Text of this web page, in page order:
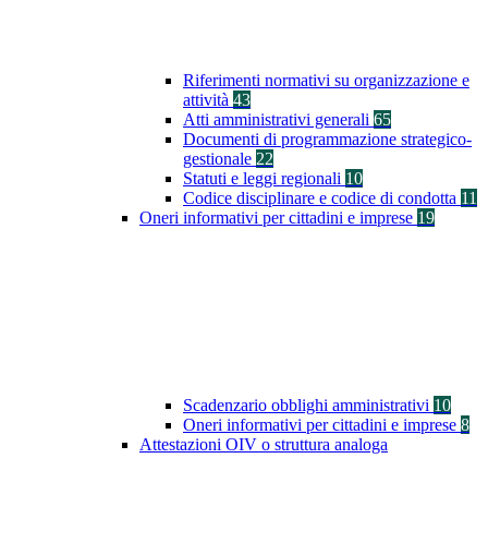
Riferimenti normativi su organizzazione e
attività 43
Atti amministrativi generali 65
Documenti di programmazione strategico-
gestionale 22
Statuti e leggi regionali 10
Codice disciplinare e codice di condotta 11
Oneri informativi per cittadini e imprese 19
Scadenzario obblighi amministrativi 10
Oneri informativi per cittadini e imprese 8
Attestazioni OIV o struttura analoga